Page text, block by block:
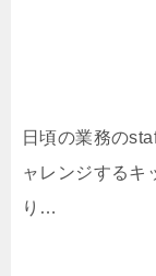
日頃の業務の
ャレンジするキ
り…